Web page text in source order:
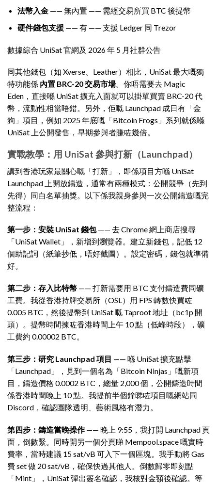
法幣入金—— 無內置 —— 需經交易所買 BTC 後提幣
硬件錢包支援—— 有 —— 支援 Ledger 同 Trezor
數據綜合 UniSat 官網及 2026 年 5 月社群公告
同其他錢包（如 Xverse、Leather）相比，UniSat 最大嘅獨
特功能係 內置 BRC-20 交易市場。你唔需要去 Magic
Eden，直接喺 UniSat 擴充入面就可以掛單買賣 BRC-20 代
幣，流動性相當唔錯。另外，佢嘅 Launchpad 成日有「金
狗」項目，例如 2025 年底嘅「Bitcoin Frogs」系列就係喺
UniSat 上公開發售，早期參與者賺咗幾倍。
實戰教學：用 UniSat 參與打新（Launchpad）
講到香港玩家最關心嘅「打新」，即係項目方喺 UniSat
Launchpad 上開放鑄造，通常有兩種模式：公開競爭（先到
先得）同白名單抽獎。以下係我親身參與一次公開鑄造嘅完
整流程：
第一步：安裝 UniSat 錢包—— 去 Chrome 網上商店搜尋
「UniSat Wallet」，新增到瀏覽器。建立新錢包，記低 12
個助記詞（紙筆抄低，唔好截圖）。設定密碼，錢包就準備
好。
第二步：存入比特幣 —— 打新需要用 BTC 支付鑄造費同礦
工費。我從香港持牌交易所（OSL）用 FPS 轉數快買咗
0.005 BTC，然後提幣到 UniSat 嘅 Taproot 地址（bc1p 開
頭）。提幣時間揀咗香港時間上午 10 點（低峰時段），礦
工費約 0.00002 BTC。
第三步：研究 Launchpad 項目 —— 喺 UniSat 擴充點擊
「Launchpad」，見到一個名為「Bitcoin Ninjas」嘅新項
目，鑄造價格 0.0002 BTC，總量 2,000 個，公開鑄造時間
係香港時間晚上 10 點。我提前半個鐘睇咗項目嘅網站同
Discord，確認團隊透明、藝術風格有潛力。
第四步：鑄造當晚操作—— 晚上 9:55，我打開 Launchpad 頁
面，倒數緊。同時開另一個分頁睇 Mempool.space 嘅實時
費率，當時建議 15 sat/vB 可入下一個區塊。我手動將 Gas
費 set 做 20 sat/vB，確保快過其他人。倒數歸零即刻點
「Mint」，UniSat 彈出簽名確認，我核對金額後確認。等